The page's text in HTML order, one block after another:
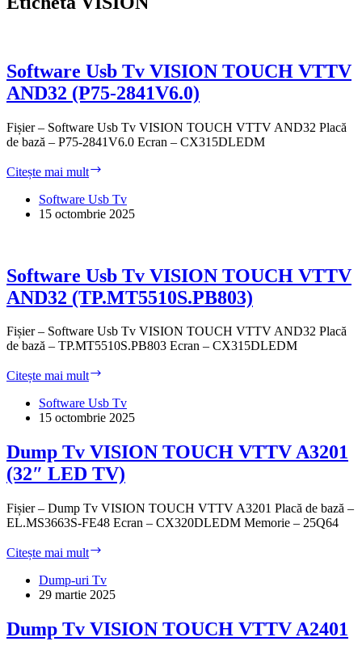
Software Usb Tv VISION TOUCH VTTV
AND32 (P75-2841V6.0)
Fișier – Software Usb Tv VISION TOUCH VTTV AND32 Placă
de bază – P75-2841V6.0 Ecran – CX315DLEDM
Citește mai mult
Tv
VISION
(P75-
2841V6.0)
Software Usb Tv
15 octombrie 2025
Software Usb Tv VISION TOUCH VTTV
AND32 (TP.MT5510S.PB803)
Fișier – Software Usb Tv VISION TOUCH VTTV AND32 Placă
de bază – TP.MT5510S.PB803 Ecran – CX315DLEDM
Citește mai mult
Tv
VISION
VTTV
AND32
(TP.MT5510S.PB803)
Software Usb Tv
15 octombrie 2025
Dump Tv VISION TOUCH VTTV A3201
(32″ LED TV)
Fișier – Dump Tv VISION TOUCH VTTV A3201 Placă de bază –
EL.MS3663S-FE48 Ecran – CX320DLEDM Memorie – 25Q64
Citește mai mult
VISION
TOUCH
A3201
(32″
Dump-uri Tv
29 martie 2025
Dump Tv VISION TOUCH VTTV A2401